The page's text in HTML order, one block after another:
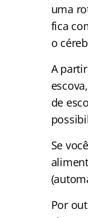
uma
fica
o
A
de
Se
Por